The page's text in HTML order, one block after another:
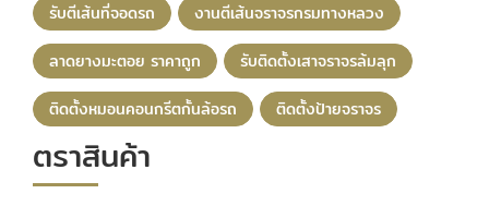
รับตีเส้นที่จอดรถ
งานตีเส้นจราจรกรมทางหลวง
ลาดยางมะตอย ราคาถูก
รับติดตั้งเสาจราจรล้มลุก
ติดตั้งหมอนคอนกรีตกั้นล้อรถ
ติดตั้งป้ายจราจร
ตราสินค้า